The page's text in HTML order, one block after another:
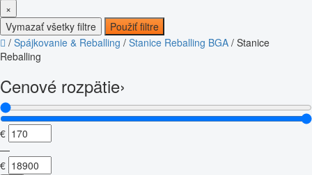
×
Vymazať všetky filtre
Použiť filtre
/ Spájkovanie & Reballing / Stanice Reballing BGA / Stanice
Reballing
Cenové rozpätie›
€
—
€